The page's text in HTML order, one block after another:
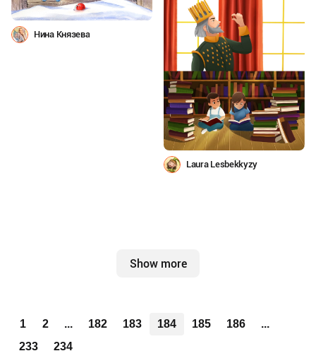
Нина Князева
Laura Lesbekkyzy
Show more
1 2 ... 182 183 184 185 186
...
233
234